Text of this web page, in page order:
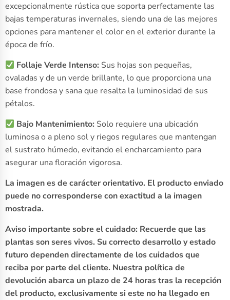
excepcionalmente rústica que soporta perfectamente las
bajas temperaturas invernales, siendo una de las mejores
opciones para mantener el color en el exterior durante la
época de frío.
Follaje Verde Intenso: Sus hojas son pequeñas,
ovaladas y de un verde brillante, lo que proporciona una
base frondosa y sana que resalta la luminosidad de sus
pétalos.
Bajo Mantenimiento: Solo requiere una ubicación
luminosa o a pleno sol y riegos regulares que mantengan
el sustrato húmedo, evitando el encharcamiento para
asegurar una floración vigorosa.
La imagen es de carácter orientativo. El producto enviado
puede no corresponderse con exactitud a la imagen
mostrada.
Aviso importante sobre el cuidado: Recuerde que las
plantas son seres vivos. Su correcto desarrollo y estado
futuro dependen directamente de los cuidados que
reciba por parte del cliente. Nuestra política de
devolución abarca un plazo de 24 horas tras la recepción
del producto, exclusivamente si este no ha llegado en